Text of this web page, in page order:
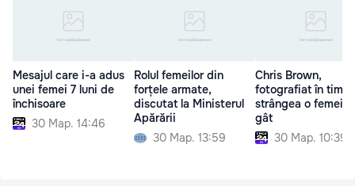
Mesajul care i-a adus
unei femei 7 luni de
închisoare
30 Мар. 14:46
Rolul femeilor din
forțele armate,
discutat la Ministerul
Apărării
30 Мар. 13:59
Chris Brown,
fotografiat în timp
strângea o femeie
gât
30 Мар. 10:39